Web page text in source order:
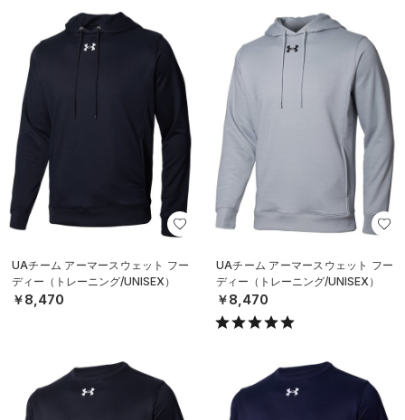
UAチーム アーマースウェット フー
ディー（トレーニング/UNISEX）
￥8,470
UAチーム アーマースウェット フー
ディー（トレーニング/UNISEX）
￥8,470